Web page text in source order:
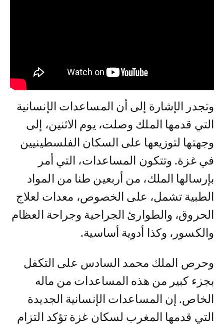
وتجدر الإشارة إلى أن المساعدات الإنسانية
التي قدمها الملك وصلت، يوم الاثنين، إلى
وجهتها لتوزيعها على السكان الفلسطينيين
في غزة. وتتكون المساعدات، التي أمر
بإرسالها الملك، من أربعين طنا من المواد
الطبية تشمل، على الخصوص، معدات لعلاج
الحروق، والطوارئ الجراحية وجراحة العظام
والكسور، وكذا أدوية أساسية.
وحرص الملك محمد السادس على التكفل
بجزء كبير من هذه المساعدات من ماله
الخاص. إن المساعدات الإنسانية الجديدة
التي قدمها المغرب لسكان غزة تؤكد التزام